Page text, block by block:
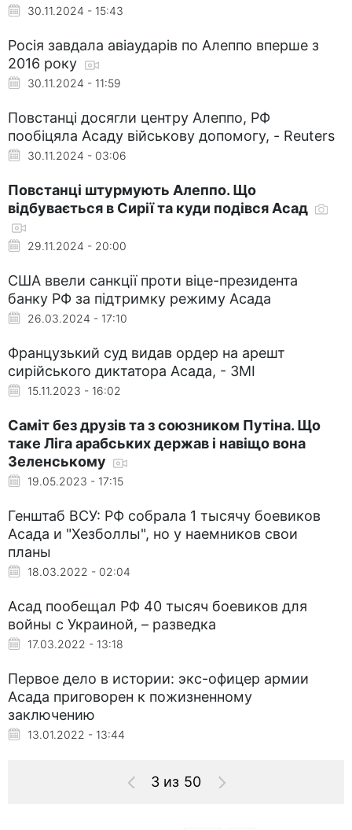
30.11.2024 - 15:43
Росія завдала авіаударів по Алеппо вперше з
2016 року
30.11.2024 - 11:59
Повстанці досягли центру Алеппо, РФ
пообіцяла Асаду військову допомогу, - Reuters
30.11.2024 - 03:06
Повстанці штурмують Алеппо. Що
відбувається в Сирії та куди подівся Асад
29.11.2024 - 20:00
США ввели санкції проти віце-президента
банку РФ за підтримку режиму Асада
26.03.2024 - 17:10
Французький суд видав ордер на арешт
сирійського диктатора Асада, - ЗМІ
15.11.2023 - 16:02
Саміт без друзів та з союзником Путіна. Що
таке Ліга арабських держав і навіщо вона
Зеленському
19.05.2023 - 17:15
Генштаб ВСУ: РФ собрала 1 тысячу боевиков
Асада и "Хезболлы", но у наемников свои
планы
18.03.2022 - 02:04
Асад пообещал РФ 40 тысяч боевиков для
войны с Украиной, – разведка
17.03.2022 - 13:18
Первое дело в истории: экс-офицер армии
Асада приговорен к пожизненному
заключению
13.01.2022 - 13:44
3 из 50